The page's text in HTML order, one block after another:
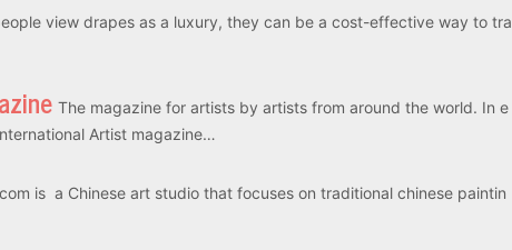
view drapes as a luxury, they can be a cost-effective way to tra
The magazine for artists by artists from around the world. In e
Artist magazine…
is a Chinese art studio that focuses on traditional chinese paintin